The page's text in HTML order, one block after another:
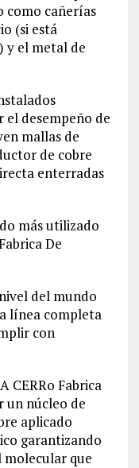
como cañerías
(si está
y el metal de
desempeño de
mallas de
de cobre
enterradas
más utilizado
De
del mundo
línea completa
con
CERRo Fabrica
un núcleo de
aplicado
garantizando
molecular que